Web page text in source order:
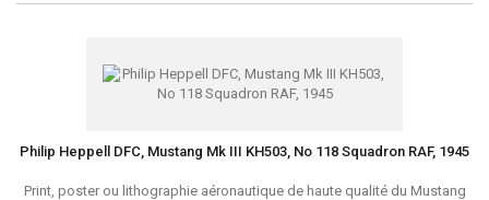
Philip Heppell DFC, Mustang Mk III KH503, No 118 Squadron RAF, 1945
Print, poster ou lithographie aéronautique de haute qualité du Mustang